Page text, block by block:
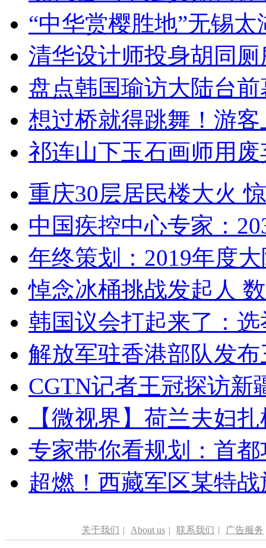
“中华赏樱胜地”无锡
清华设计师投身胡同
盘点韩国瑜访大陆台
想过桥就得跳舞！游客
祁连山下玉石画师用
重庆30层居民楼大火
中国疾控中心专家：
年终策划：2019年度
悼念冰桶挑战发起人
韩国议会打起来了：
解放军驻香港部队发
CGTN记者王冠探访新
【微视界】荷兰夫妇
专家带你看规划：首
超燃！西藏军区某特
关于我们 | About us | 联系我们 | 广告服务